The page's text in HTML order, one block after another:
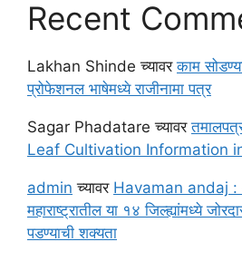
Recent
Lakhan Shinde च्यावरकाम
प्रोफेशनल भाषेमध्ये राजीनामा पत्र
Sagar Phadatare च्यावर
Leaf Cultivation Information
admin च्यावर Havaman andaj :
महाराष्ट्रातील या १४ जिल्ह्यांमध्ये
पडण्याची शक्यता